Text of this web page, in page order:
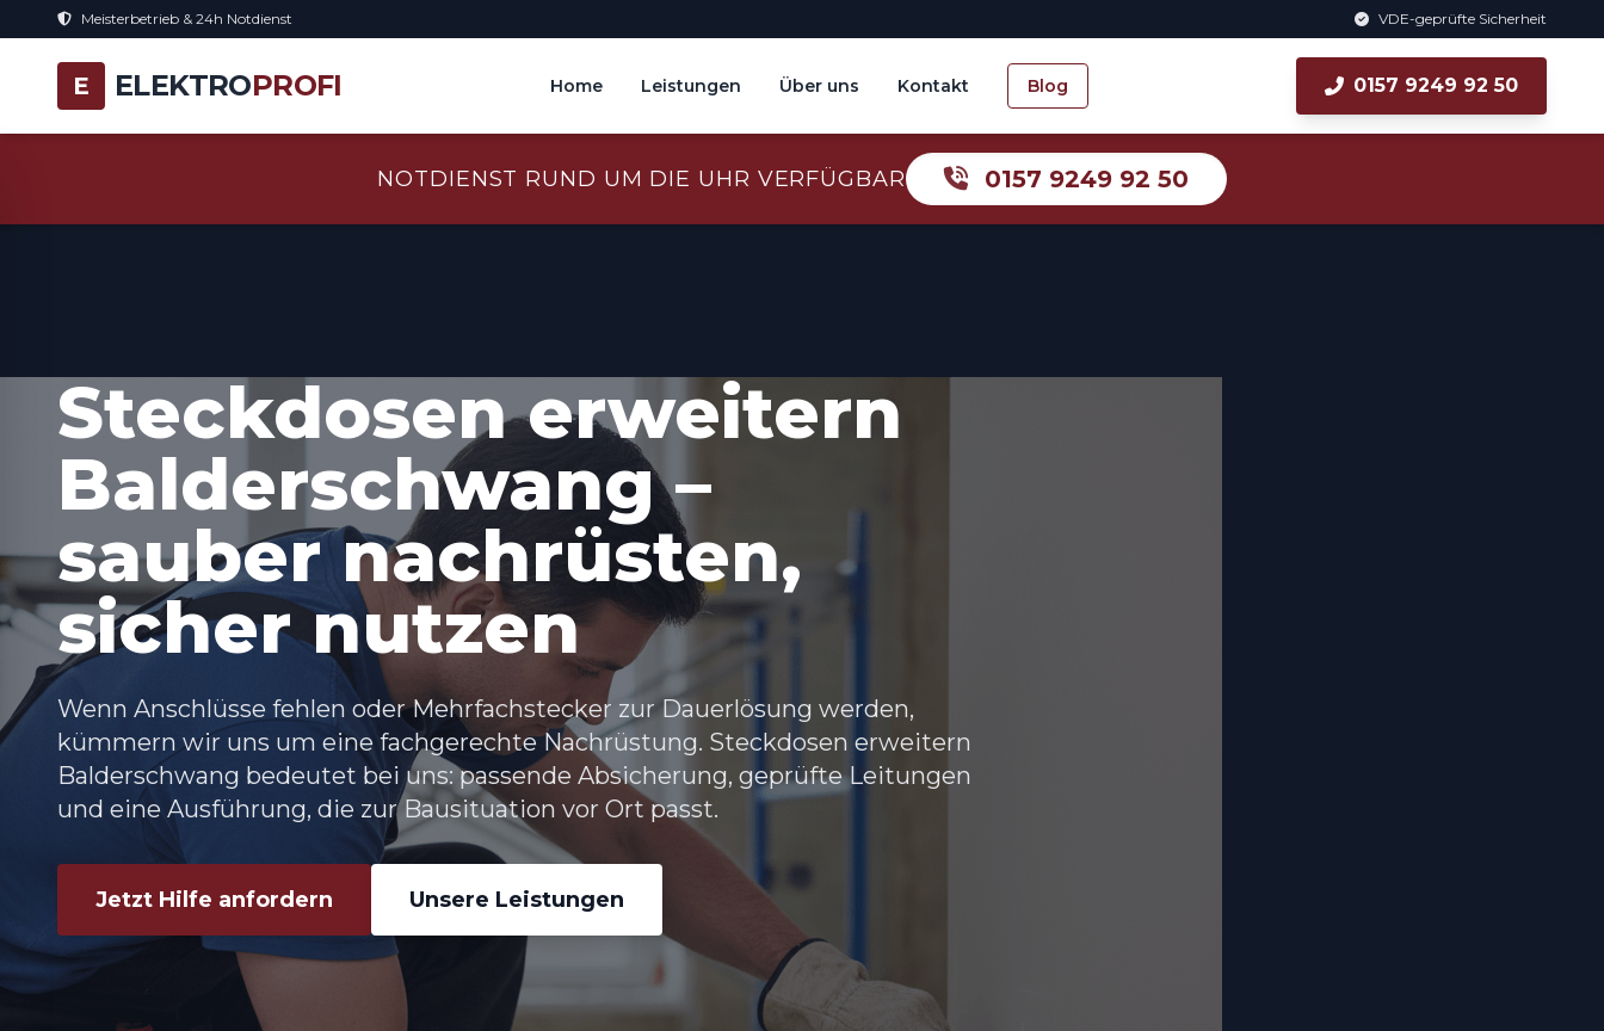
Meisterbetrieb & 24h Notdienst VDE-geprüfte Sicherheit
E ELEKTROPROFI Home Leistungen Über uns Kontakt Blog 0157 9249 92 50
NOTDIENST RUND UM DIE UHR VERFÜGBAR 0157 9249 92 50
Steckdosen erweitern
Balderschwang –
sauber nachrüsten,
sicher nutzen
Wenn Anschlüsse fehlen oder Mehrfachstecker zur Dauerlösung werden,
kümmern wir uns um eine fachgerechte Nachrüstung. Steckdosen erweitern
Balderschwang bedeutet bei uns: passende Absicherung, geprüfte Leitungen
und eine Ausführung, die zur Bausituation vor Ort passt.
Jetzt Hilfe anfordern Unsere Leistungen